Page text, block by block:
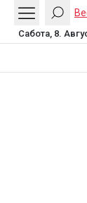
Сабота, 8.